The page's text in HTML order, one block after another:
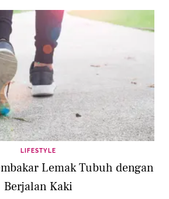
LIFESTYLE
Lemak Tubuh dengan
Berjalan Kaki